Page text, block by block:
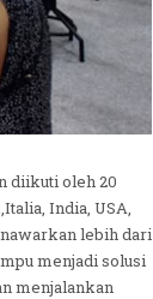
diikuti oleh 20
India, USA,
lebih dari
menjadi solusi
menjalankan